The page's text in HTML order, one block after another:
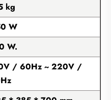
kg
W
W.
/ 60Hz ~ 220V /